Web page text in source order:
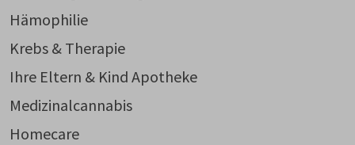
Hämophilie
Krebs & Therapie
Ihre Eltern & Kind Apotheke
Medizinalcannabis
Homecare